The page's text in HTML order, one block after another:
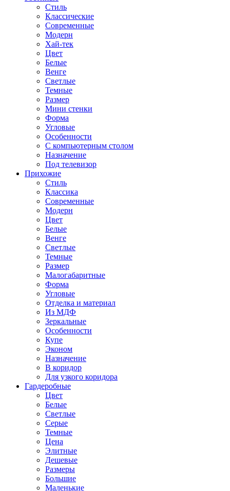
Стиль
Классические
Современные
Модерн
Хай-тек
Цвет
Белые
Венге
Светлые
Темные
Размер
Мини стенки
Форма
Угловые
Особенности
С компьютерным столом
Назначение
Под телевизор
Прихожие
Стиль
Классика
Современные
Модерн
Цвет
Белые
Венге
Светлые
Темные
Размер
Малогабаритные
Форма
Угловые
Отделка и материал
Из МДФ
Зеркальные
Особенности
Купе
Эконом
Назначение
В коридор
Для узкого коридора
Гардеробные
Цвет
Белые
Светлые
Серые
Темные
Цена
Элитные
Дешевые
Размеры
Большие
Маленькие